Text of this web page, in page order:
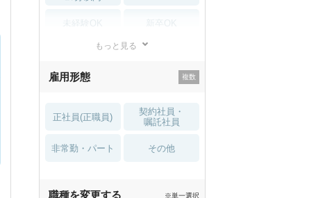
住宅手当・補助
土日祝休 無資格 OK
積極採用中 WEB面接OK
もっと見る
雇用形態
正社員(正職員)
契約社員・
嘱託社員
非常勤・パート その他
職種を変更する ※単一選択